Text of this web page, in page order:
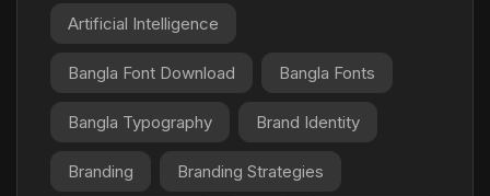
Artificial Intelligence
Bangla Font Download Bangla Fonts
Bangla Typography Brand Identity
Branding Branding Strategies